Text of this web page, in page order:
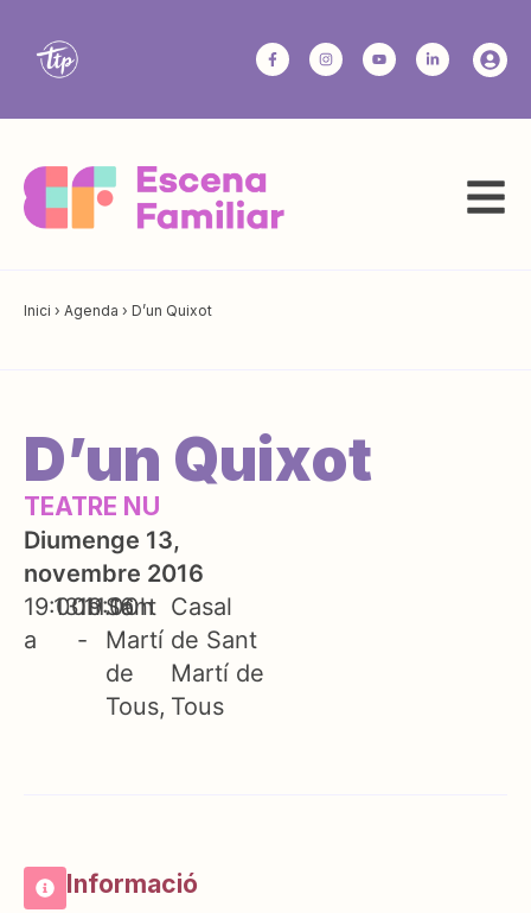
Inici › Agenda › D’un Quixot
D’un Quixot
TEATRE NU
Diumenge 13,
novembre 2016
19:00h
a
13.11.16
19:00h
-
Sant
Martí
de
Tous
Casal
de Sant
Martí de
Tous
Informació